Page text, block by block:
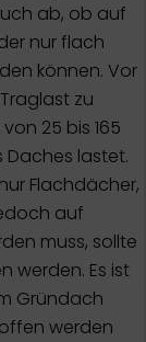
ab, ob auf
nur flach
können. Vor
zu
25 bis 165
lastet.
Flachdächer,
auf
muss, sollte
werden. Es ist
Gründach
werden